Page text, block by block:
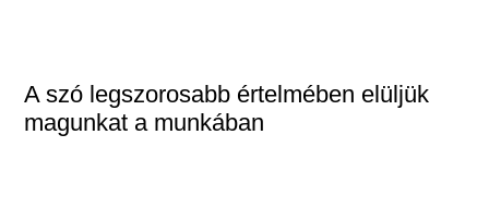
A szó legszorosabb értelmében elüljük
magunkat a munkában